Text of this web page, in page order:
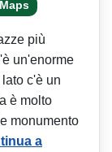
più
un'enorme
c'è un
è molto
monumento
a